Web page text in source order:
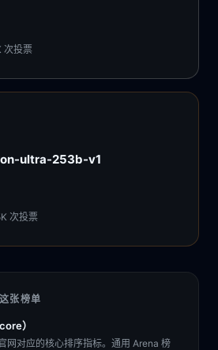
次投票
ultra-253b-v1
次投票
张榜单
）
网对应的核心排序指标。通用 Arena 榜